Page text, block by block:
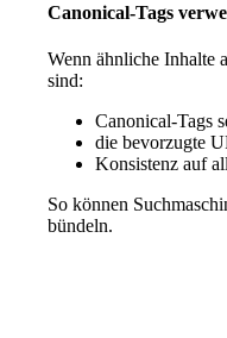
Canonical-Tags
Wenn ähnliche Inhalte
sind:
Canonical-Tags
die bevorzugte
Konsistenz auf
So können
bündeln.